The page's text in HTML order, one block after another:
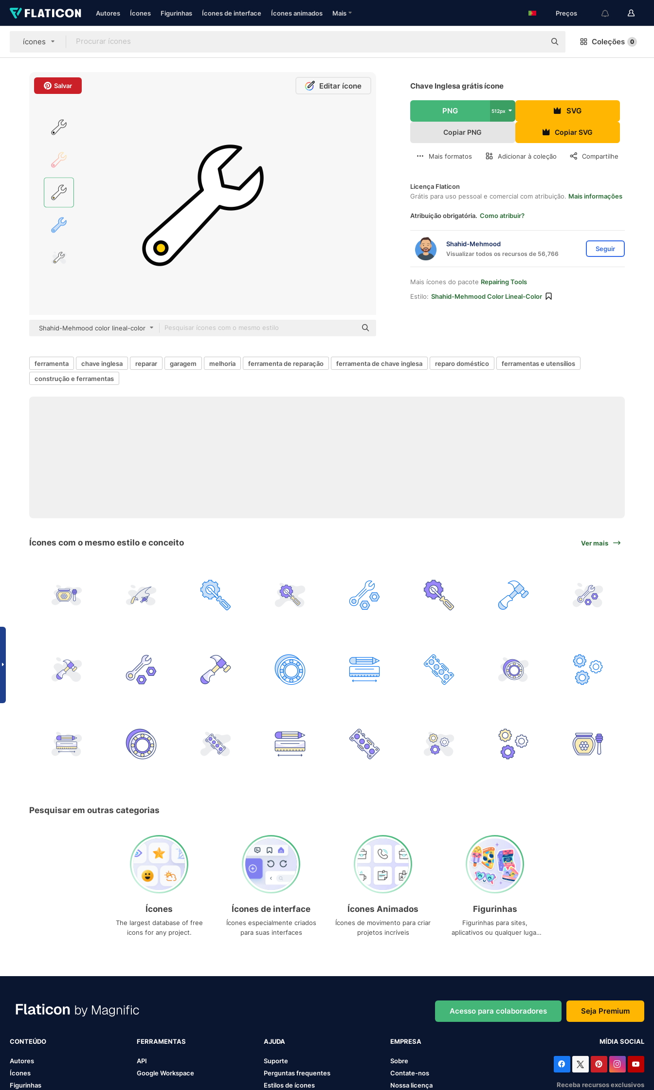
Autores Ícones Figurinhas Ícones de interface Ícones animados Mais Preços
ícones Coleções 0
Salvar Editar ícone
Shahid-Mehmood color lineal-color
Chave Inglesa grátis ícone
PNG 512px SVG
Copiar PNG Copiar SVG
Mais formatos Adicionar à coleção Compartilhe
Licença Flaticon
Grátis para uso pessoal e comercial com atribuição. Mais informações
Atribuição obrigatória. Como atribuir?
Shahid-Mehmood
Visualizar todos os recursos de 56,766
Seguir
Mais ícones do pacote Repairing Tools
Estilo: Shahid-Mehmood Color Lineal-Color
ferramenta chave inglesa reparar garagem melhoria ferramenta de reparação ferramenta de chave inglesa reparo doméstico
ferramentas e utensílios
construção e ferramentas
Ícones com o mesmo estilo e conceito Ver mais
Pesquisar em outras categorias
Ícones
The largest database of free
icons for any project.
Ícones de interface
Ícones especialmente criados
para suas interfaces
Ícones Animados
Ícones de movimento para criar
projetos incríveis
Figurinhas
Figurinhas para sites,
aplicativos ou qualquer lugar
Acesso para colaboradores Seja Premium
CONTEÚDO
Autores
Ícones
Figurinhas
FERRAMENTAS
API
Google Workspace
AJUDA
Suporte
Perguntas frequentes
Estilos de ícones
EMPRESA
Sobre
Contate-nos
Nossa licença
MÍDIA SOCIAL
Receba recursos exclusivos